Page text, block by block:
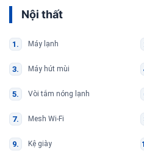
Nội thất
Máy lạnh
Máy hút mùi
Vòi tắm nóng lạnh
Mesh Wi-Fi
Kệ giày